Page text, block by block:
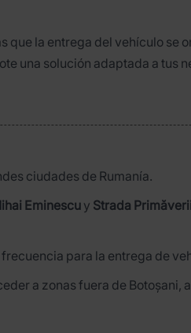
que la entrega del vehículo se
una solución adaptada a tus
ciudades de Rumanía.
Eminescu y Strada Primăverii
para la entrega de
a zonas fuera de Botoșani,